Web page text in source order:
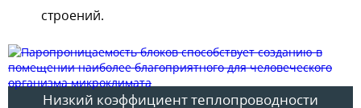
строений.
Низкий коэффициент теплопроводности